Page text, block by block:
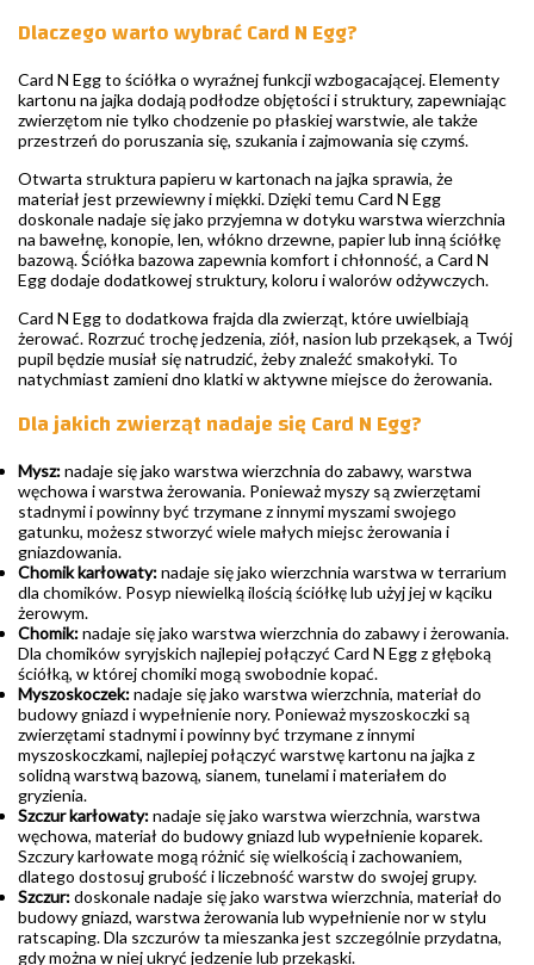
Dlaczego warto wybrać Card N Egg?
Card N Egg to ściółka o wyraźnej funkcji wzbogacającej. Elementy
kartonu na jajka dodają podłodze objętości i struktury, zapewniając
zwierzętom nie tylko chodzenie po płaskiej warstwie, ale także
przestrzeń do poruszania się, szukania i zajmowania się czymś.
Otwarta struktura papieru w kartonach na jajka sprawia, że
materiał jest przewiewny i miękki. Dzięki temu Card N Egg
doskonale nadaje się jako przyjemna w dotyku warstwa wierzchnia
na bawełnę, konopie, len, włókno drzewne, papier lub inną ściółkę
bazową. Ściółka bazowa zapewnia komfort i chłonność, a Card N
Egg dodaje dodatkowej struktury, koloru i walorów odżywczych.
Card N Egg to dodatkowa frajda dla zwierząt, które uwielbiają
żerować. Rozrzuć trochę jedzenia, ziół, nasion lub przekąsek, a Twój
pupil będzie musiał się natrudzić, żeby znaleźć smakołyki. To
natychmiast zamieni dno klatki w aktywne miejsce do żerowania.
Dla jakich zwierząt nadaje się Card N Egg?
Mysz:nadaje się jako warstwa wierzchnia do zabawy, warstwa
węchowa i warstwa żerowania. Ponieważ myszy są zwierzętami
stadnymi i powinny być trzymane z innymi myszami swojego
gatunku, możesz stworzyć wiele małych miejsc żerowania i
gniazdowania.
Chomik karłowaty:nadaje się jako wierzchnia warstwa w terrarium
dla chomików. Posyp niewielką ilością ściółkę lub użyj jej w kąciku
żerowym.
Chomik:nadaje się jako warstwa wierzchnia do zabawy i żerowania.
Dla chomików syryjskich najlepiej połączyć Card N Egg z głęboką
ściółką, w której chomiki mogą swobodnie kopać.
Myszoskoczek:nadaje się jako warstwa wierzchnia, materiał do
budowy gniazd i wypełnienie nory. Ponieważ myszoskoczki są
zwierzętami stadnymi i powinny być trzymane z innymi
myszoskoczkami, najlepiej połączyć warstwę kartonu na jajka z
solidną warstwą bazową, sianem, tunelami i materiałem do
gryzienia.
Szczur karłowaty:nadaje się jako warstwa wierzchnia, warstwa
węchowa, materiał do budowy gniazd lub wypełnienie koparek.
Szczury karłowate mogą różnić się wielkością i zachowaniem,
dlatego dostosuj grubość i liczebność warstw do swojej grupy.
Szczur:doskonale nadaje się jako warstwa wierzchnia, materiał do
budowy gniazd, warstwa żerowania lub wypełnienie nor w stylu
ratscaping. Dla szczurów ta mieszanka jest szczególnie przydatna,
gdy można w niej ukryć jedzenie lub przekąski.